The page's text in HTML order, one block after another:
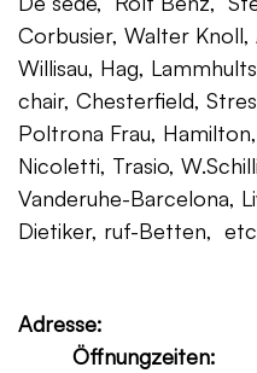
Corbusier, Walter
Willisau, Hag,
chair, Chesterfield,
Poltrona Frau,
Nicoletti, Trasio,
Vanderuhe-Barcelona,
Dietiker, ruf-Betten,
Adresse:
Öffnungzeiten: